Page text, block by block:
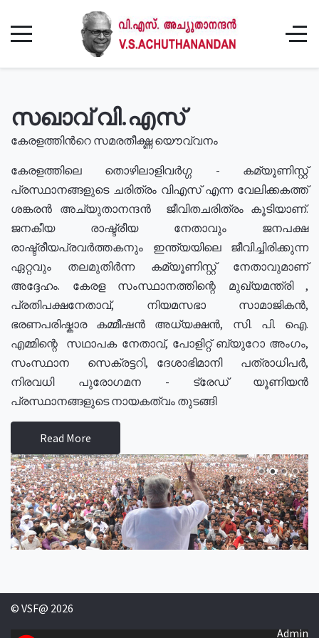
സഖാവ് വി.എസ്
കേരളത്തിൻറെ സമരതീക്ഷ്ണ യൌവ്വനം
കേരളത്തിലെ തൊഴിലാളിവർഗ്ഗ - കമ്യൂണിസ്റ്റ്
പ്രസ്ഥാനങ്ങളുടെ ചരിത്രം വിഎസ് എന്ന വേലിക്കകത്ത്
ശങ്കരൻ അച്യുതാനന്ദൻ ജീവിതചരിത്രം കൂടിയാണ്.
ജനകീയ രാഷ്ട്രീയ നേതാവും ജനപക്ഷ
രാഷ്ട്രീയപ്രവർത്തകനും ഇന്ത്യയിലെ ജീവിച്ചിരിക്കുന്ന
ഏറ്റവും തലമുതിർന്ന കമ്യൂണിസ്റ്റ് നേതാവുമാണ്
അദ്ദേഹം. കേരള സംസ്ഥാനത്തിന്റെ മുഖ്യമന്ത്രി ,
പ്രതിപക്ഷനേതാവ്, നിയമസഭാ സാമാജികൻ,
ഭരണപരിഷ്കാര കമ്മീഷൻ അധ്യക്ഷൻ, സി. പി. ഐ.
എമ്മിന്റെ സഥാപക നേതാവ്, പോളിറ്റ് ബ്യുറോ അംഗം,
സംസ്ഥാന സെക്രട്ടറി, ദേശാഭിമാനി പത്രാധിപർ,
നിരവധി പുരോഗമന - ട്രേഡ് യൂണിയൻ
പ്രസ്ഥാനങ്ങളുടെ നായകത്വം തുടങ്ങി
Read More
© VSF@ 2026
Admin